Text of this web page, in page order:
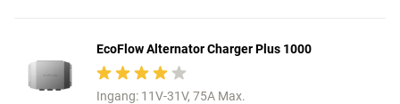
EcoFlow Alternator Charger Plus 1000
Ingang: 11V-31V, 75A Max.